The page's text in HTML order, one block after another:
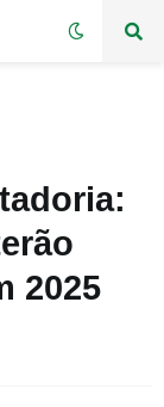
2025